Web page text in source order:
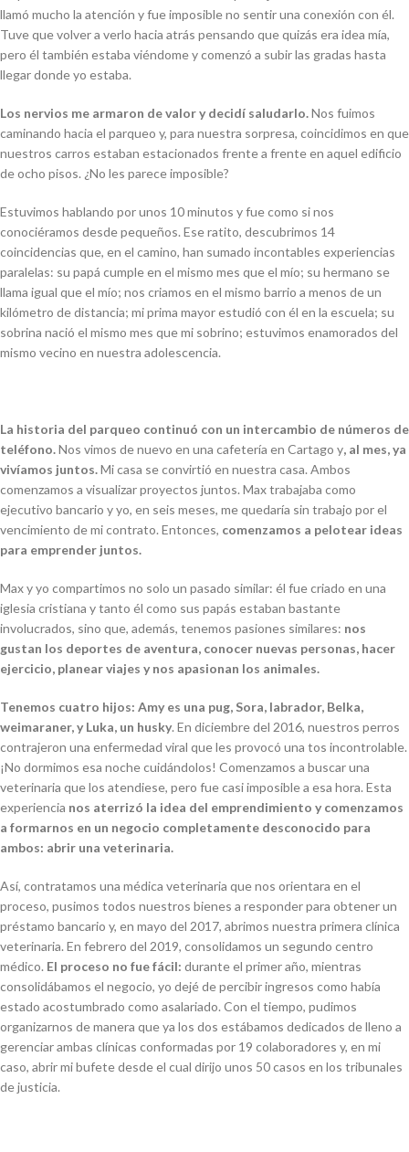
llamó mucho la atención y fue imposible no sentir una conexión con él.
Tuve que volver a verlo hacia atrás pensando que quizás era idea mía,
pero él también estaba viéndome y comenzó a subir las gradas hasta
llegar donde yo estaba.
Los nervios me armaron de valor y decidí saludarlo.Nos fuimos
caminando hacia el parqueo y, para nuestra sorpresa, coincidimos en que
nuestros carros estaban estacionados frente a frente en aquel edificio
de ocho pisos. ¿No les parece imposible?
Estuvimos hablando por unos 10 minutos y fue como si nos
conociéramos desde pequeños. Ese ratito, descubrimos 14
coincidencias que, en el camino, han sumado incontables experiencias
paralelas: su papá cumple en el mismo mes que el mío; su hermano se
llama igual que el mío; nos criamos en el mismo barrio a menos de un
kilómetro de distancia; mi prima mayor estudió con él en la escuela; su
sobrina nació el mismo mes que mi sobrino; estuvimos enamorados del
mismo vecino en nuestra adolescencia.
La historia del parqueo continuó con un intercambio de números de
teléfono.Nos vimos de nuevo en una cafetería en Cartago y, al mes, ya
vivíamos juntos.Mi casa se convirtió en nuestra casa. Ambos
comenzamos a visualizar proyectos juntos. Max trabajaba como
ejecutivo bancario y yo, en seis meses, me quedaría sin trabajo por el
vencimiento de mi contrato. Entonces, comenzamos a pelotear ideas
para emprender juntos.
Max y yo compartimos no solo un pasado similar: él fue criado en una
iglesia cristiana y tanto él como sus papás estaban bastante
involucrados, sino que, además, tenemos pasiones similares: nos
gustan los deportes de aventura, conocer nuevas personas, hacer
ejercicio, planear viajes y nos apasionan los animales.
Tenemos cuatro hijos: Amy es una pug, Sora, labrador, Belka,
weimaraner, y Luka, un husky. En diciembre del 2016, nuestros perros
contrajeron una enfermedad viral que les provocó una tos incontrolable.
¡No dormimos esa noche cuidándolos! Comenzamos a buscar una
veterinaria que los atendiese, pero fue casi imposible a esa hora. Esta
experiencia nos aterrizó la idea del emprendimiento y comenzamos
a formarnos en un negocio completamente desconocido para
ambos: abrir una veterinaria.
Así, contratamos una médica veterinaria que nos orientara en el
proceso, pusimos todos nuestros bienes a responder para obtener un
préstamo bancario y, en mayo del 2017, abrimos nuestra primera clínica
veterinaria. En febrero del 2019, consolidamos un segundo centro
médico. El proceso no fue fácil: durante el primer año, mientras
consolidábamos el negocio, yo dejé de percibir ingresos como había
estado acostumbrado como asalariado. Con el tiempo, pudimos
organizarnos de manera que ya los dos estábamos dedicados de lleno a
gerenciar ambas clínicas conformadas por 19 colaboradores y, en mi
caso, abrir mi bufete desde el cual dirijo unos 50 casos en los tribunales
de justicia.